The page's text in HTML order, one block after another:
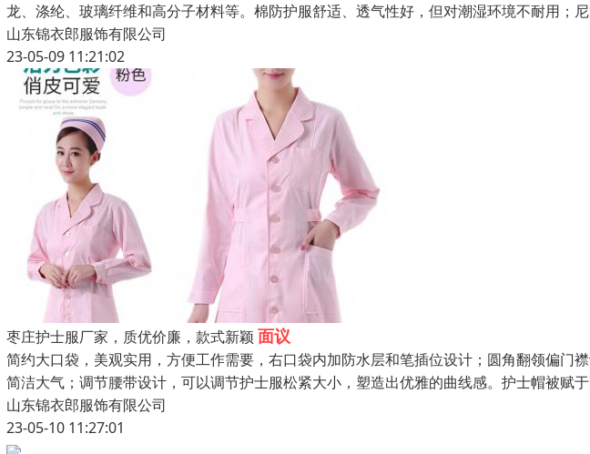
龙、涤纶、玻璃纤维和高分子材料等。棉防护服舒适、透气性好，但对潮湿环境不耐用；
山东锦衣郎服饰有限公司
23-05-09 11:21:02
枣庄护士服厂家，质优价廉，款式新颖 面议
简约大口袋，美观实用，方便工作需要，右口袋内加防水层和笔插位设计；圆角翻领偏门
简洁大气；调节腰带设计，可以调节护士服松紧大小，塑造出优雅的曲线感。护士帽被赋
山东锦衣郎服饰有限公司
23-05-10 11:27:01